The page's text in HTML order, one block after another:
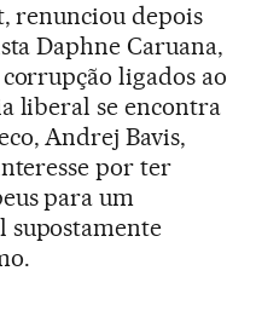
renunciou depois
Daphne Caruana,
ligados ao
liberal se encontra
Andrej Bavis,
por ter
para um